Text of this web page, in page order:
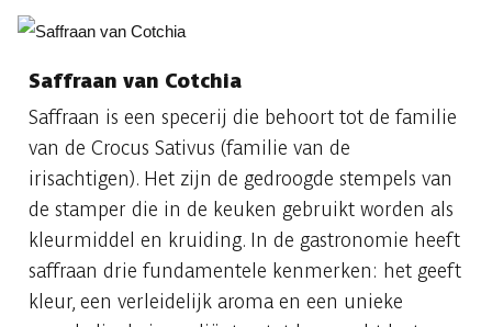
Saffraan van Cotchia
Saffraan is een specerij die behoort tot de familie
van de Crocus Sativus (familie van de
irisachtigen). Het zijn de gedroogde stempels van
de stamper die in de keuken gebruikt worden als
kleurmiddel en kruiding. In de gastronomie heeft
saffraan drie fundamentele kenmerken: het geeft
kleur, een verleidelijk aroma en een unieke